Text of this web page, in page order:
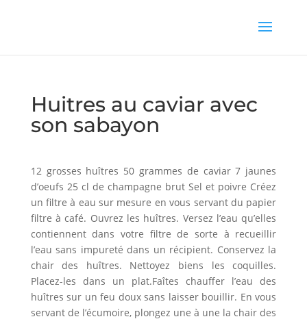
Huitres au caviar avec
son sabayon
12 grosses huîtres 50 grammes de caviar 7 jaunes
d’oeufs 25 cl de champagne brut Sel et poivre Créez
un filtre à eau sur mesure en vous servant du papier
filtre à café. Ouvrez les huîtres. Versez l’eau qu’elles
contiennent dans votre filtre de sorte à recueillir
l’eau sans impureté dans un récipient. Conservez la
chair des huîtres. Nettoyez biens les coquilles.
Placez-les dans un plat.Faîtes chauffer l’eau des
huîtres sur un feu doux sans laisser bouillir. En vous
servant de l’écumoire, plongez une à une la chair des